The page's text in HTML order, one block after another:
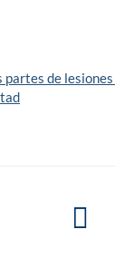
partes de